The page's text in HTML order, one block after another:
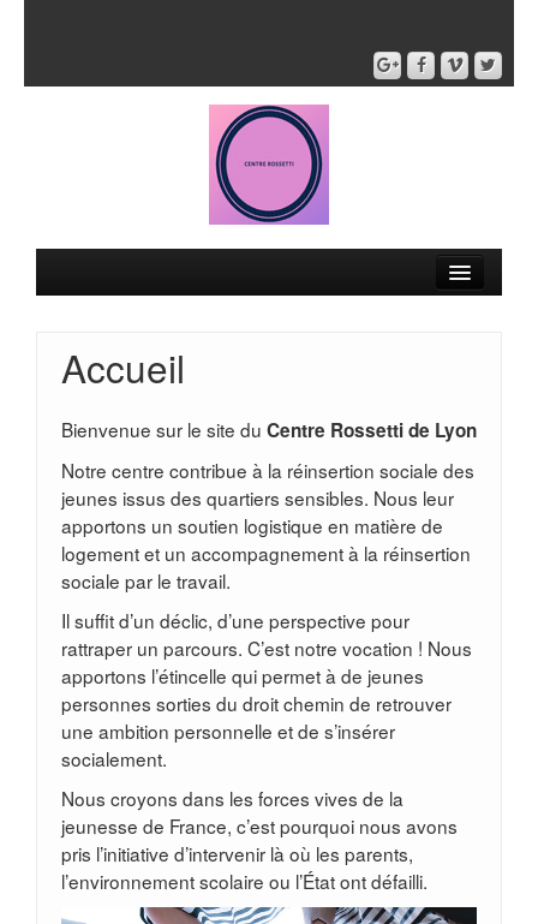
Accueil
Bienvenue sur le site du Centre Rossetti de Lyon
Notre centre contribue à la réinsertion sociale des
jeunes issus des quartiers sensibles. Nous leur
apportons un soutien logistique en matière de
logement et un accompagnement à la réinsertion
sociale par le travail.
Il suffit d’un déclic, d’une perspective pour
rattraper un parcours. C’est notre vocation ! Nous
apportons l’étincelle qui permet à de jeunes
personnes sorties du droit chemin de retrouver
une ambition personnelle et de s’insérer
socialement.
Nous croyons dans les forces vives de la
jeunesse de France, c’est pourquoi nous avons
pris l’initiative d’intervenir là où les parents,
l’environnement scolaire ou l’État ont défailli.